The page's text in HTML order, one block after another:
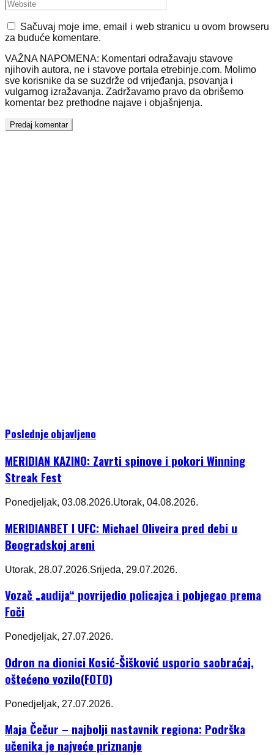
Sačuvaj moje ime, email i web stranicu u ovom browseru
za buduće komentare.
VAŽNA NAPOMENA: Komentari odražavaju stavove
njihovih autora, ne i stavove portala etrebinje.com. Molimo
sve korisnike da se suzdrže od vrijeđanja, psovanja i
vulgarnog izražavanja. Zadržavamo pravo da obrišemo
komentar bez prethodne najave i objašnjenja.
Poslednje objavljeno
MERIDIAN KAZINO: Zavrti spinove i pokori Winning
Streak Fest
Ponedjeljak, 03.08.2026.Utorak, 04.08.2026.
MERIDIANBET I UFC: Michael Oliveira pred debi u
Beogradskoj areni
Utorak, 28.07.2026.Srijeda, 29.07.2026.
Vozač „audija“ povrijedio policajca i pobjegao prema
Foči
Ponedjeljak, 27.07.2026.
Odron na dionici Kosić-Šišković usporio saobraćaj,
oštećeno vozilo(FOTO)
Ponedjeljak, 27.07.2026.
Maja Čečur – najbolji nastavnik regiona: Podrška
učenika je najveće priznanje